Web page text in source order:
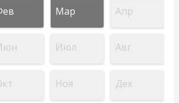
Мар Апр
Июл Авг
Ноя Дек